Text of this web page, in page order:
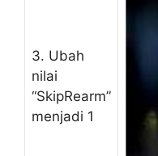
3. Ubah
nilai
“SkipRearm”
menjadi 1